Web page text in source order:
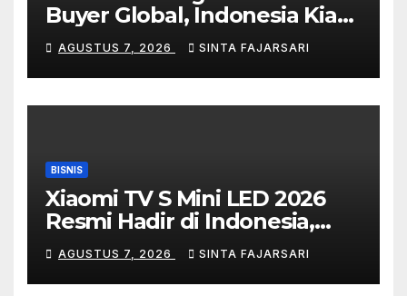
Buyer Global, Indonesia Kian
Dilirik Jadi Hub Industri
Mainan dan Produk Bayi Asia
Tenggara
AGUSTUS 7, 2026 SINTA FAJARSARI
BISNIS
Xiaomi TV S Mini LED 2026
Resmi Hadir di Indonesia,
Bikin Nonton, Gaming,
hingga WFH Makin Maksimal
AGUSTUS 7, 2026 SINTA FAJARSARI